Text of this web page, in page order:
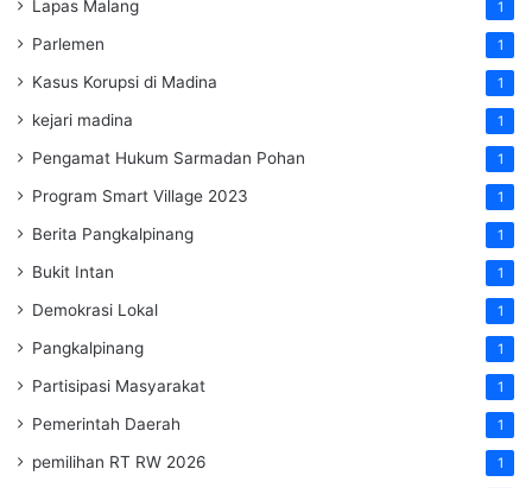
Lapas Malang 1
Parlemen 1
Kasus Korupsi di Madina 1
kejari madina 1
Pengamat Hukum Sarmadan Pohan 1
Program Smart Village 2023 1
Berita Pangkalpinang 1
Bukit Intan 1
Demokrasi Lokal 1
Pangkalpinang 1
Partisipasi Masyarakat 1
Pemerintah Daerah 1
pemilihan RT RW 2026 1